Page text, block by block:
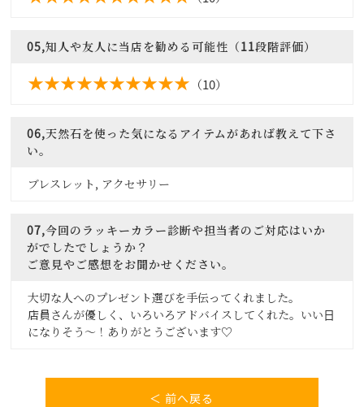
05,知人や友人に当店を勧める可能性（11段階評価）
（10）
06,天然石を使った気になるアイテムがあれば教えて下さ
い。
ブレスレット, アクセサリー
07,今回のラッキーカラー診断や担当者のご対応はいか
がでしたでしょうか？
ご意見やご感想をお聞かせください。
大切な人へのプレゼント選びを手伝ってくれました。
店員さんが優しく、いろいろアドバイスしてくれた。いい日
になりそう～！ありがとうございます♡
＜ 前へ戻る